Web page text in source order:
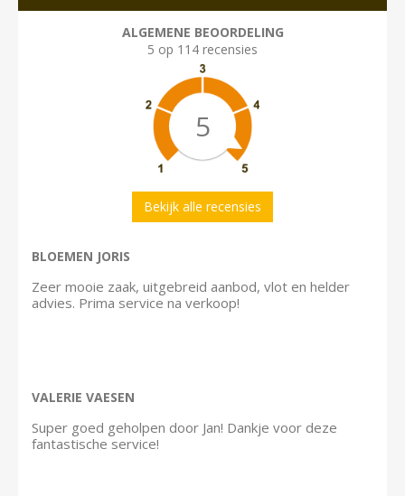
ALGEMENE BEOORDELING
5 op 114 recensies
5
Bekijk alle recensies
BLOEMEN JORIS
Zeer mooie zaak, uitgebreid aanbod, vlot en helder
advies. Prima service na verkoop!
VALERIE VAESEN
Super goed geholpen door Jan! Dankje voor deze
fantastische service!